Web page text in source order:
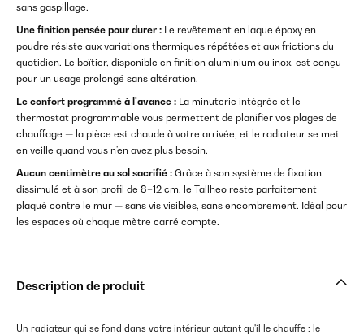
sans gaspillage.
Une finition pensée pour durer : Le revêtement en laque époxy en
poudre résiste aux variations thermiques répétées et aux frictions du
quotidien. Le boîtier, disponible en finition aluminium ou inox, est conçu
pour un usage prolongé sans altération.
Le confort programmé à l'avance : La minuterie intégrée et le
thermostat programmable vous permettent de planifier vos plages de
chauffage — la pièce est chaude à votre arrivée, et le radiateur se met
en veille quand vous n'en avez plus besoin.
Aucun centimètre au sol sacrifié : Grâce à son système de fixation
dissimulé et à son profil de 8–12 cm, le Tallheo reste parfaitement
plaqué contre le mur — sans vis visibles, sans encombrement. Idéal pour
les espaces où chaque mètre carré compte.
Description de produit
Un radiateur qui se fond dans votre intérieur autant qu'il le chauffe : le